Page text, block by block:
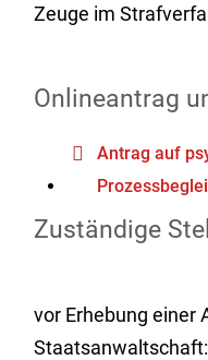
Zeuge im
Onlineantrag
Antrag auf
Zuständige
vor Erhebung einer
Staatsanwaltschaft: